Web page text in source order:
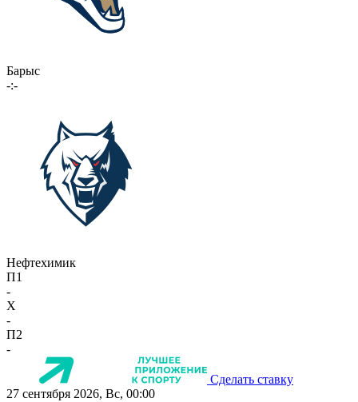
Барыс
-:-
Нефтехимик
П1
-
X
-
П2
-
Сделать ставку
27 сентября 2026, Вс, 00:00